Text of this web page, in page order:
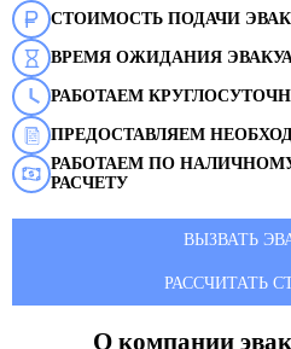
СТОИМОСТЬ ПОДАЧИ
ВРЕМЯ ОЖИДАНИЯ
РАБОТАЕМ
ПРЕДОСТАВЛЯЕМ
РАБОТАЕМ ПО
РАСЧЕТУ
ВЫЗВАТЬ
РАССЧИТАТЬ
О компании